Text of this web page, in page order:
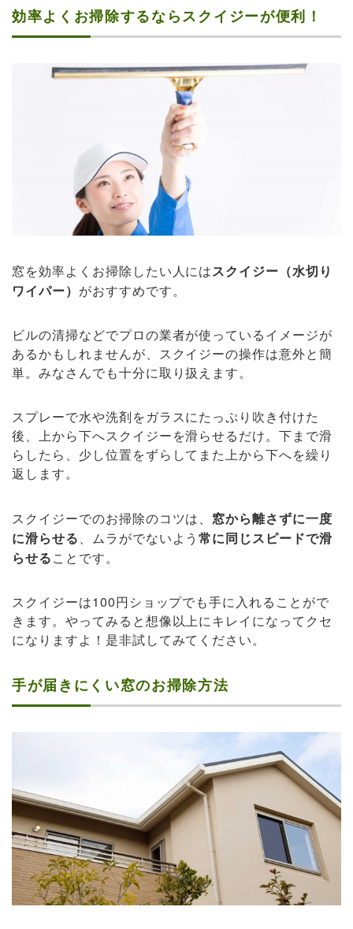
効率よくお掃除するならスクイジーが便利！
窓を効率よくお掃除したい人にはスクイジー（水切り
ワイパー） がおすすめです。
ビルの清掃などでプロの業者が使っているイメージが
あるかもしれませんが、スクイジーの操作は意外と簡
単。みなさんでも十分に取り扱えます。
スプレーで水や洗剤をガラスにたっぷり吹き付けた
後、上から下へスクイジーを滑らせるだけ。下まで滑
らしたら、少し位置をずらしてまた上から下へを繰り
返します。
スクイジーでのお掃除のコツは、 窓から離さずに一度
に滑らせる、ムラがでないよう常に同じスピードで滑
らせることです。
スクイジーは100円ショップでも手に入れることがで
きます。やってみると想像以上にキレイになってクセ
になりますよ！是非試してみてください。
手が届きにくい窓のお掃除方法